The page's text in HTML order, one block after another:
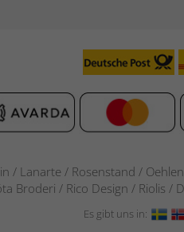
/ Lanarte / Rosenstand /
Broderi / Rico Design /
Es gibt uns in: